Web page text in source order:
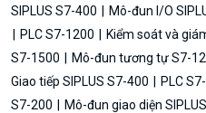
SIPLUS S7-400
Mô-đun I/O
PLC S7-1200
Kiểm soát và
S7-1500
Mô-đun tương tự S7-
Giao tiếp SIPLUS S7-400
PLC
S7-200
Mô-đun giao diện